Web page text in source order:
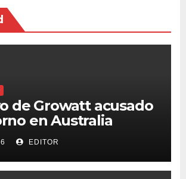
de Growatt acusado
en Australia
EDITOR